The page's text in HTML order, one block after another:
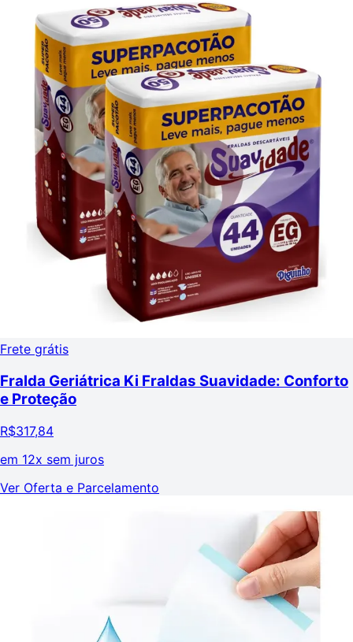
Frete grátis
Fralda Geriátrica Ki Fraldas Suavidade: Conforto
e Proteção
R$317,84
em 12x sem juros
Ver Oferta e Parcelamento